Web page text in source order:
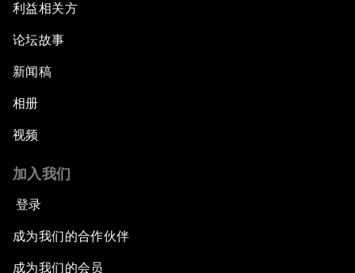
利益相关方
论坛故事
新闻稿
相册
视频
加入我们
登录
成为我们的合作伙伴
成为我们的会员